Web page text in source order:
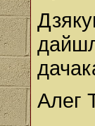
Алег